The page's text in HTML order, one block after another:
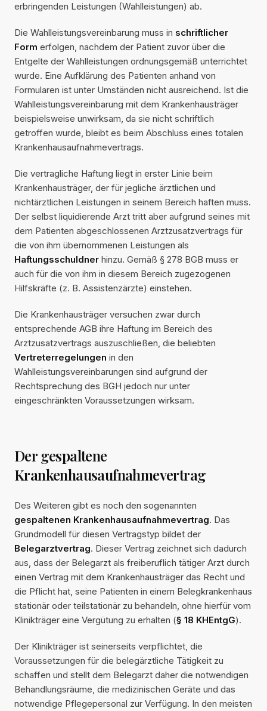
erbringenden Leistungen (Wahlleistungen) ab.
Die Wahlleistungsvereinbarung muss in schriftlicher
Form erfolgen, nachdem der Patient zuvor über die
Entgelte der Wahlleistungen ordnungsgemäß unterrichtet
wurde. Eine Aufklärung des Patienten anhand von
Formularen ist unter Umständen nicht ausreichend. Ist die
Wahlleistungsvereinbarung mit dem Krankenhausträger
beispielsweise unwirksam, da sie nicht schriftlich
getroffen wurde, bleibt es beim Abschluss eines totalen
Krankenhausaufnahmevertrags.
Die vertragliche Haftung liegt in erster Linie beim
Krankenhausträger, der für jegliche ärztlichen und
nichtärztlichen Leistungen in seinem Bereich haften muss.
Der selbst liquidierende Arzt tritt aber aufgrund seines mit
dem Patienten abgeschlossenen Arztzusatzvertrags für
die von ihm übernommenen Leistungen als
Haftungsschuldner hinzu. Gemäß § 278 BGB muss er
auch für die von ihm in diesem Bereich zugezogenen
Hilfskräfte (z. B. Assistenzärzte) einstehen.
Die Krankenhausträger versuchen zwar durch
entsprechende AGB ihre Haftung im Bereich des
Arztzusatzvertrags auszuschließen, die beliebten
Vertreterregelungen in den
Wahlleistungsvereinbarungen sind aufgrund der
Rechtsprechung des BGH jedoch nur unter
eingeschränkten Voraussetzungen wirksam.
Der gespaltene
Krankenhausaufnahmevertrag
Des Weiteren gibt es noch den sogenannten
gespaltenen Krankenhausaufnahmevertrag. Das
Grundmodell für diesen Vertragstyp bildet der
Belegarztvertrag. Dieser Vertrag zeichnet sich dadurch
aus, dass der Belegarzt als freiberuflich tätiger Arzt durch
einen Vertrag mit dem Krankenhausträger das Recht und
die Pflicht hat, seine Patienten in einem Belegkrankenhaus
stationär oder teilstationär zu behandeln, ohne hierfür vom
Klinikträger eine Vergütung zu erhalten (§ 18 KHEntgG).
Der Klinikträger ist seinerseits verpflichtet, die
Voraussetzungen für die belegärztliche Tätigkeit zu
schaffen und stellt dem Belegarzt daher die notwendigen
Behandlungsräume, die medizinischen Geräte und das
notwendige Pflegepersonal zur Verfügung. In den meisten